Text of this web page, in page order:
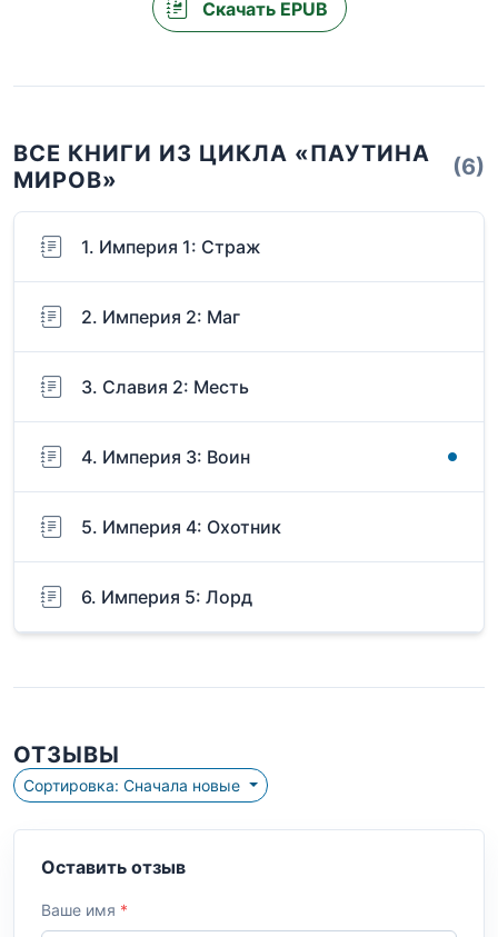
Скачать EPUB
ВСЕ КНИГИ ИЗ ЦИКЛА «ПАУТИНА
МИРОВ»
(6)
1. Империя 1: Страж
2. Империя 2: Маг
3. Славия 2: Месть
4. Империя 3: Воин
5. Империя 4: Охотник
6. Империя 5: Лорд
ОТЗЫВЫ
Сортировка: Сначала новые
Оставить отзыв
Ваше имя *